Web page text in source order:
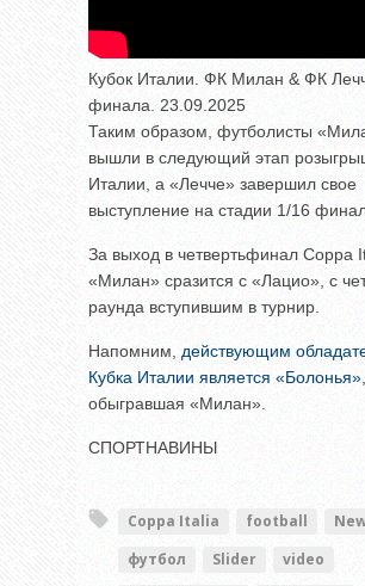
Кубок Италии. ФК Милан & ФК
финала. 23.09.2025
Таким образом, футболисты
вышли в следующий этап
Италии, а «Лечче» завершил свое
выступление на стадии 1/16
За выход в четвертьфинал Coppa
«Милан» сразится с «Лацио», с
раунда вступившим в турнир.
Напомним, действующим
Кубка Италии является «Болонья»
обыгравшая «Милан».
СПОРТНАВИНЫ
Coppa Italia football
футбол
Slider
video